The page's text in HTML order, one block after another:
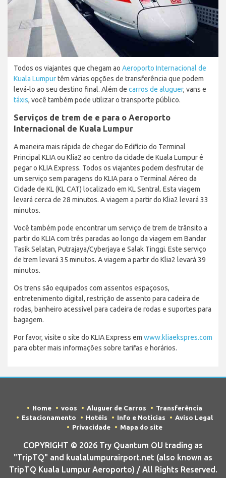
Todos os viajantes que chegam ao Aeroporto Internacional de
Kuala Lumpurtêm várias opções de transferência que podem
levá-lo ao seu destino final. Além de carros de aluguer, vans e
táxis, você também pode utilizar o transporte público.
Serviços de trem de e para o Aeroporto
Internacional de Kuala Lumpur
A maneira mais rápida de chegar do Edifício do Terminal
Principal KLIA ou Klia2 ao centro da cidade de Kuala Lumpur é
pegar o KLIA Express. Todos os viajantes podem desfrutar de
um serviço sem paragens do KLIA para o Terminal Aéreo da
Cidade de KL (KL CAT) localizado em KL Sentral. Esta viagem
levará cerca de 28 minutos. A viagem a partir do Klia2 levará 33
minutos.
Você também pode encontrar um serviço de trem de trânsito a
partir do KLIA com três paradas ao longo da viagem em Bandar
Tasik Selatan, Putrajaya/Cyberjaya e Salak Tinggi. Este serviço
de trem levará 35 minutos. A viagem a partir do Klia2 levará 39
minutos.
Os trens são equipados com assentos espaçosos,
entretenimento digital, restrição de assento para cadeira de
rodas, banheiro acessível para cadeira de rodas e suportes para
bagagem.
Por favor, visite o site do KLIA Express em www.kliaekspres.com
para obter mais informações sobre tarifas e horários.
Home voos Aluguer de Carros
Transferência
Estacionamento
Hotéis Info e Notícias
Aviso Legal
Privacidade
Mapa do site
COPYRIGHT © 2026 Try Quantum OU trading as
"TripTQ" and kualalumpurairport.net (also known as
TripTQ Kuala Lumpur Aeroporto) / All Rights Reserved.